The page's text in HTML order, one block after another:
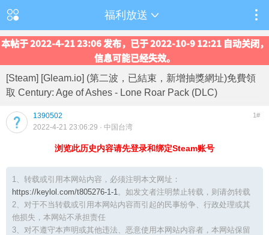
福利放送
本帖于 2022-4-21 23:06 发布，已于 2022-10-9 12:21 自动关闭，
信息可能已经失效。
[Steam] [Gleam.io] (第二波，已結束，新增抽獎網址)免費領
取 Century: Age of Ashes - Lone Roar Pack (DLC)
1390502 1#
2022-4-21 23:06:29 · 中国台湾
浏览此历史内容请先登录和绑定Steam账号
1、转载或引用本网站内容，必须注明本文网址：
https://keylol.com/t805276-1-1。如发文者注明禁止转载，则请勿转载
2、对于不当转载或引用本网站内容而引起的民事纷争、行政处理或其
他损失，本网站不承担责任
3、对不遵守本声明或其他违法、恶意使用本网站内容者，本网站保留